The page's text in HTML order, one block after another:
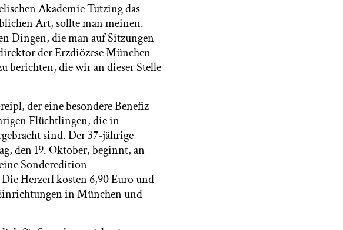
Akademie Tutzing das
Art, sollte man meinen.
Dingen, die man auf Sitzungen
der Erzdiözese München
berichten, die wir an dieser Stelle
der eine besondere Benefiz-
Flüchtlingen, die in
sind. Der 37-jährige
den 19. Oktober, beginnt, an
Sonderedition
Herzerl kosten 6,90 Euro und
in München und